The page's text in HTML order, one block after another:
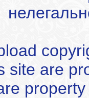
site are